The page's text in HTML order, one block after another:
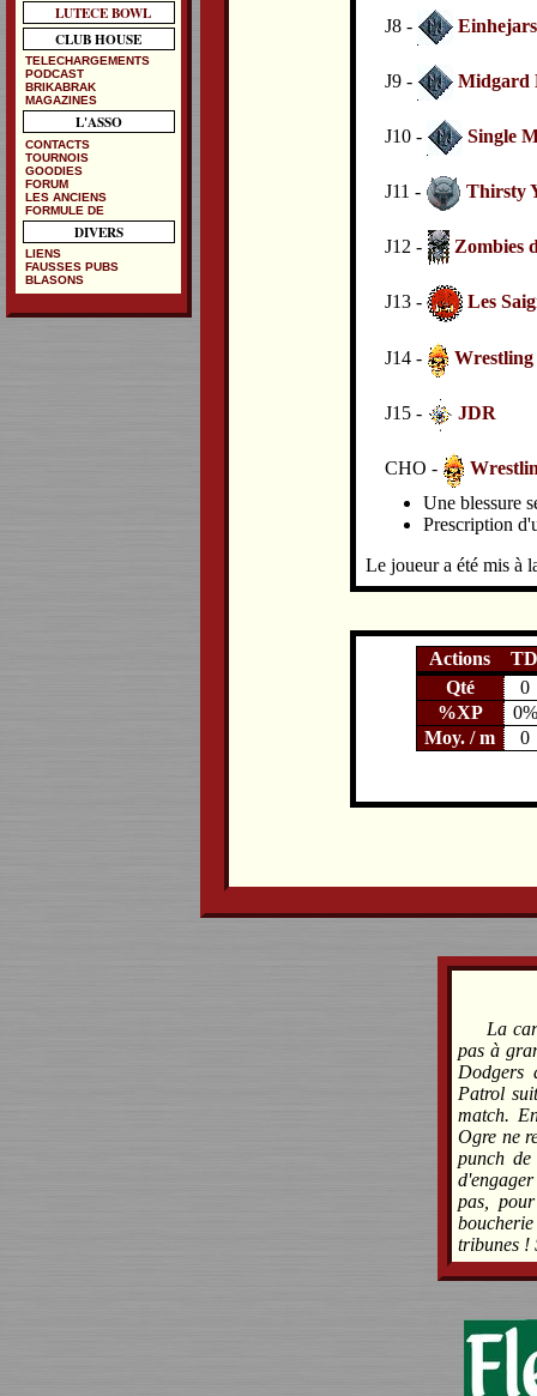
J8 -
J9 - Midgard
J10 - Single
J11 - Thirsty
J12 - Zombies
J13 - Les
J14 - Wrestling
J15 - JDR
CHO -
Une blessure
Prescription
Le joueur a été mis à
Actions
Qté
0
%XP
0%
Moy. / m
0
La
pas à
Dodgers
Patrol
match.
Ogre ne
punch
pas,
tribunes !
LUTECE BOWL
CLUB HOUSE
TELECHARGEMENTS
PODCAST
BRIKABRAK
MAGAZINES
L'ASSO
CONTACTS
TOURNOIS
GOODIES
FORUM
LES ANCIENS
FORMULE DE
DIVERS
LIENS
FAUSSES PUBS
BLASONS